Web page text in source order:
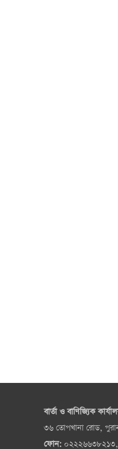
বার্তা ও বাণিজ্যিক
৩৬ তোপখানা রোড,
ফোন: